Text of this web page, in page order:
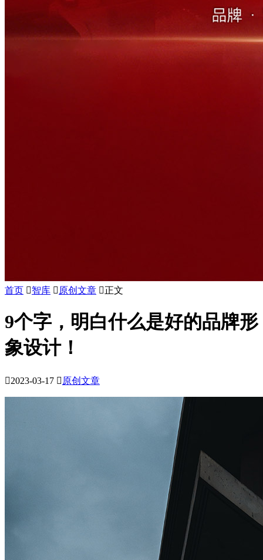
首页 智库  原创文章 正文
9个字，明白什么是好的品牌形
象设计！
2023-03-17  原创文章